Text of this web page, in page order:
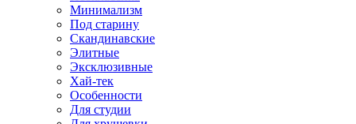
Минимализм
Под старину
Скандинавские
Элитные
Эксклюзивные
Хай-тек
Особенности
Для студии